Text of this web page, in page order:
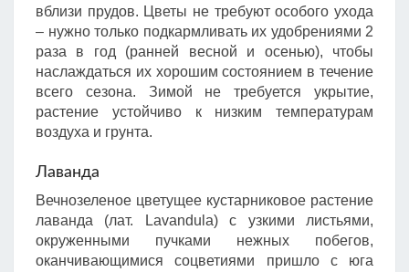
вблизи прудов. Цветы не требуют особого ухода
– нужно только подкармливать их удобрениями 2
раза в год (ранней весной и осенью), чтобы
наслаждаться их хорошим состоянием в течение
всего сезона. Зимой не требуется укрытие,
растение устойчиво к низким температурам
воздуха и грунта.
Лаванда
Вечнозеленое цветущее кустарниковое растение
лаванда (лат. Lavandula) с узкими листьями,
окруженными пучками нежных побегов,
оканчивающимися соцветиями пришло с юга